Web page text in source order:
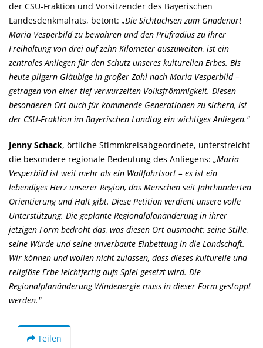
der CSU-Fraktion und Vorsitzender des Bayerischen
Landesdenkmalrats, betont: Die Sichtachsen zum Gnadenort
Maria Vesperbild zu bewahren und den Prüfradius zu ihrer
Freihaltung von drei auf zehn Kilometer auszuweiten, ist ein
zentrales Anliegen für den Schutz unseres kulturellen Erbes. Bis
heute pilgern Gläubige in großer Zahl nach Maria Vesperbild –
getragen von einer tief verwurzelten Volksfrömmigkeit. Diesen
besonderen Ort auch für kommende Generationen zu sichern, ist
der CSU-Fraktion im Bayerischen Landtag ein wichtiges Anliegen."
Jenny Schack, örtliche Stimmkreisabgeordnete, unterstreicht
die besondere regionale Bedeutung des Anliegens: Maria
Vesperbild ist weit mehr als ein Wallfahrtsort – es ist ein
lebendiges Herz unserer Region, das Menschen seit Jahrhunderten
Orientierung und Halt gibt. Diese Petition verdient unsere volle
Unterstützung. Die geplante Regionalplanänderung in ihrer
jetzigen Form bedroht das, was diesen Ort ausmacht: seine Stille,
seine Würde und seine unverbaute Einbettung in die Landschaft.
Wir können und wollen nicht zulassen, dass dieses kulturelle und
religiöse Erbe leichtfertig aufs Spiel gesetzt wird. Die
Regionalplanänderung Windenergie muss in dieser Form gestoppt
werden."
Teilen